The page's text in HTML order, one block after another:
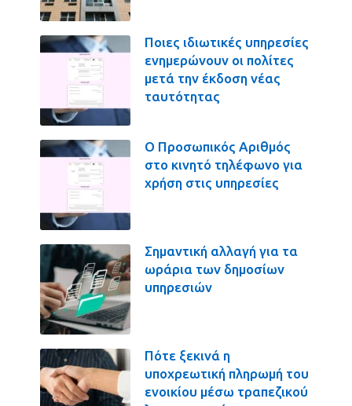
Ποιες ιδιωτικές υπηρεσίες
ενημερώνουν οι πολίτες
μετά την έκδοση νέας
ταυτότητας
Ο Προσωπικός Αριθμός
στο κινητό τηλέφωνο για
χρήση στις υπηρεσίες
Σημαντική αλλαγή για τα
ωράρια των δημοσίων
υπηρεσιών
Πότε ξεκινά η
υποχρεωτική πληρωμή του
ενοικίου μέσω τραπεζικού